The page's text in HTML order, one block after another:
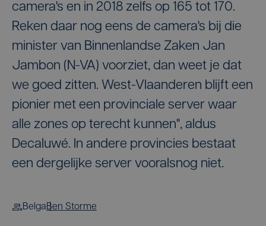
camera's en in 2018 zelfs op 165 tot 170.
Reken daar nog eens de camera's bij die
minister van Binnenlandse Zaken Jan
Jambon (N-VA) voorziet, dan weet je dat
we goed zitten. West-Vlaanderen blijft een
pionier met een provinciale server waar
alle zones op terecht kunnen", aldus
Decaluwé. In andere provincies bestaat
een dergelijke server vooralsnog niet.
BelgaBen Storme